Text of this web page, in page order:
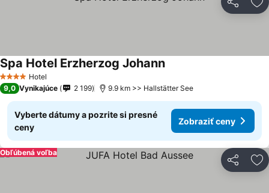
Zdieľať
4 Počet hviezdičiek
Hotel
Spa Hotel Erzherzog Johann
9,0 Vynikajúce 2 199 9.9 km >> Hallstätter See
Vyberte dátumy a pozrite si presné
ceny
Zobraziť ceny
Zdieľať
Obľúbená voľba